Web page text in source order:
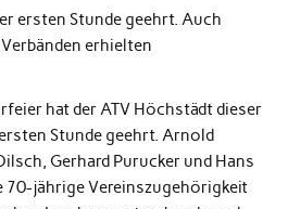
ersten Stunde geehrt. Auch
erhielten
hat der ATV Höchstädt dieser
Stunde geehrt. Arnold
Gerhard Purucker und Hans
70-jährige Vereinszugehörigkeit